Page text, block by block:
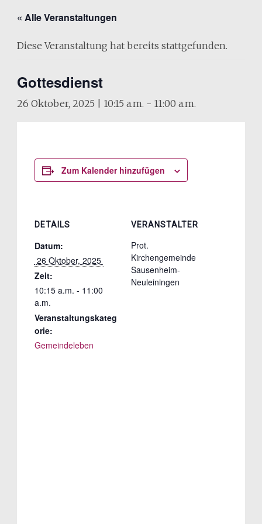
« Alle Veranstaltungen
Diese Veranstaltung hat bereits stattgefunden.
Gottesdienst
26 Oktober, 2025 | 10:15 a.m. - 11:00 a.m.
Zum Kalender hinzufügen
DETAILS
Datum:
26 Oktober, 2025
Zeit:
10:15 a.m. - 11:00
a.m.
Veranstaltungskateg
orie:
Gemeindeleben
VERANSTALTER
Prot.
Kirchengemeinde
Sausenheim-
Neuleiningen